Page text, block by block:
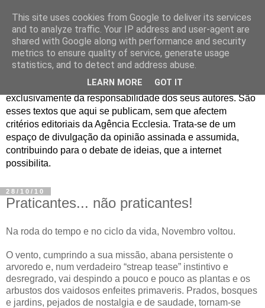
Jornal de Opinião
São muitos os textos enviados para a Agência Ecclesia com
pedido de publicação. De diferentes personalidades e
contextos sociais e eclesiais, o seu conteúdo é
exclusivamente da responsabilidade dos seus autores. São
esses textos que aqui se publicam, sem que afectem
critérios editoriais da Agência Ecclesia. Trata-se de um
espaço de divulgação da opinião assinada e assumida,
contribuindo para o debate de ideias, que a internet
possibilita.
28/10/10
Praticantes... não praticantes!
Na roda do tempo e no ciclo da vida, Novembro voltou.
O vento, cumprindo a sua missão, abana persistente o
arvoredo e, num verdadeiro “streap tease” instintivo e
desregrado, vai despindo a pouco e pouco as plantas e os
arbustos dos vaidosos enfeites primaveris. Prados, bosques
e jardins, pejados de nostalgia e de saudade, tornam-se
This site uses cookies from Google to deliver its services
and to analyze traffic. Your IP address and user-agent are
shared with Google along with performance and security
metrics to ensure quality of service, generate usage
statistics, and to detect and address abuse.
LEARN MORE GOT IT